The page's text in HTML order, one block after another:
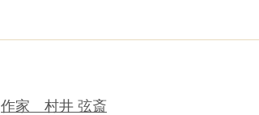
作家 村井 弦斎